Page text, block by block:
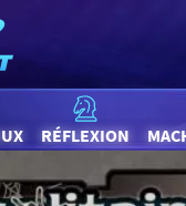
RÉFLEXION